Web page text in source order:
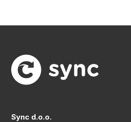
Sync d.o.o.